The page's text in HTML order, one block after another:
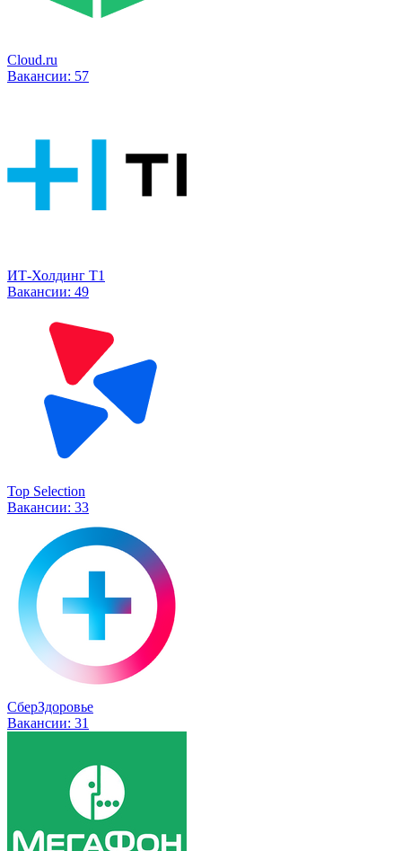
Cloud.ru
Вакансии: 57
ИТ-Холдинг Т1
Вакансии: 49
Top Selection
Вакансии: 33
СберЗдоровье
Вакансии: 31